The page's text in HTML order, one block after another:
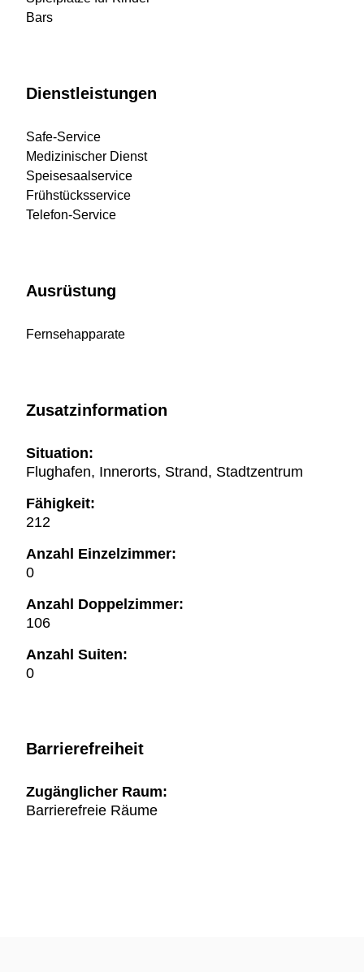
Bars
Dienstleistungen
Safe-Service
Medizinischer Dienst
Speisesaalservice
Frühstücksservice
Telefon-Service
Ausrüstung
Fernsehapparate
Zusatzinformation
Situation:
Flughafen, Innerorts, Strand, Stadtzentrum
Fähigkeit:
212
Anzahl Einzelzimmer:
0
Anzahl Doppelzimmer:
106
Anzahl Suiten:
0
Barrierefreiheit
Zugänglicher Raum:
Barrierefreie Räume